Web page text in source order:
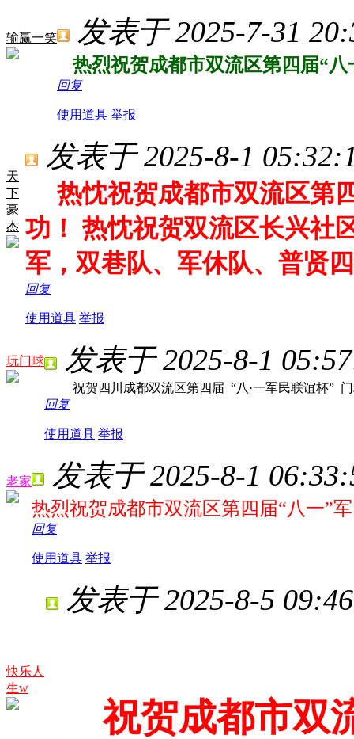
输赢一笑 发表于 2025-7-31
热烈祝贺成都市双流区第四届“
回复
使用道具 举报
天
下
豪
杰
发表于 2025-8-1
热忱祝贺成都市双流区第
功！ 热忱祝贺双流区长兴社
军，双巷队、军休队、普贤
回复
使用道具 举报
玩门球 发表于 2025-8-1
祝贺四川成都双流区第四届 “八·一军民联谊杯” 门
回复
使用道具 举报
老家 发表于 2025-8-1
热烈祝贺成都市双流区第四届“八一”
回复
使用道具 举报
快乐人
生w
发表于 2025-8-5
祝贺成都市双